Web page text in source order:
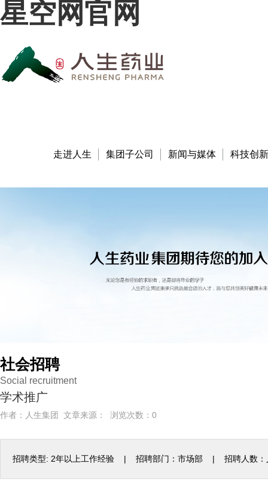
星空网官网
科技创新
新闻与媒体
集团子公司
走进人生
社会招聘
Social recruitment
学术推广
作者：人生集团 文章来源： 浏览次数： 0
招聘类型: 2年以上工作经验 | 招聘部门：市场部 | 招聘人数